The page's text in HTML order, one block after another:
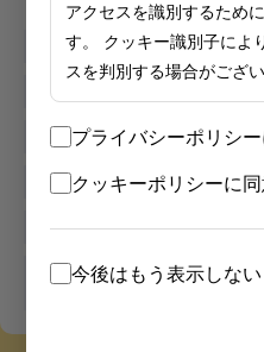
2026/07/28 NEW
2026/06/09
健康的な生活習慣につい
2026/02/05
ライフステージ別の健康
アクセスを識別するため
す。 クッキー識別子によ
スを判別する場合がござい
プライバシーポリシ
クッキーポリシーに
今後はもう表示しない